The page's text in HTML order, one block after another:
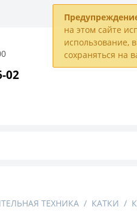
на этом сайте
использование,
сохраняться на
02
ТЕХНИКА / КАТКИ /